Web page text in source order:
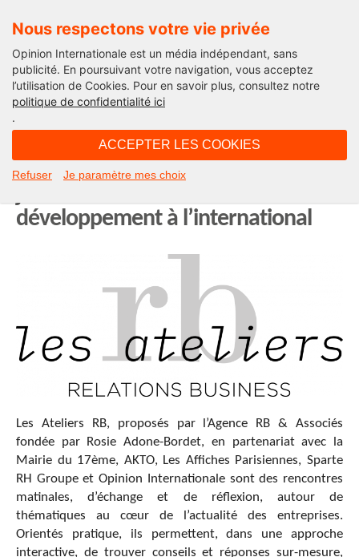
Nous respectons votre vie privée
Opinion Internationale est un média indépendant, sans
publicité. En poursuivant votre navigation, vous acceptez
l’utilisation de Cookies. Pour en savoir plus, consultez notre
politique de confidentialité ici
.
ACCEPTER LES COOKIES
Refuser Je paramètre mes choix
International
Lancement des Ateliers RB le 29
développement à l’international
Les Ateliers RB, proposés par l’Agence RB & Associés
fondée par Rosie Adone-Bordet, en partenariat avec la
Mairie du 17ème, AKTO, Les Affiches Parisiennes, Sparte
RH Groupe et Opinion Internationale sont des rencontres
matinales, d’échange et de réflexion, autour de
thématiques au cœur de l’actualité des entreprises.
Orientés pratique, ils permettent, dans une approche
interactive, de trouver conseils et réponses sur-mesure,